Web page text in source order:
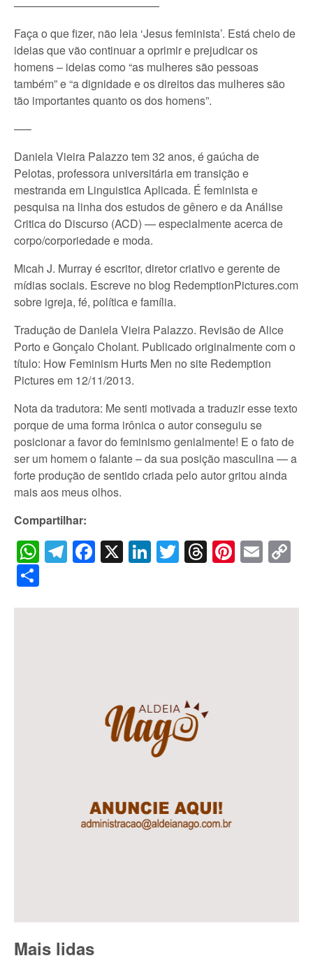
—————————————
Faça o que fizer, não leia ‘Jesus feminista’. Está cheio de
ideias que vão continuar a oprimir e prejudicar os
homens – ideias como “as mulheres são pessoas
também” e “a dignidade e os direitos das mulheres são
tão importantes quanto os dos homens”.
—–
Daniela Vieira Palazzo tem 32 anos, é gaúcha de
Pelotas, professora universitária em transição e
mestranda em Linguistica Aplicada. É feminista e
pesquisa na linha dos estudos de gênero e da Análise
Critica do Discurso (ACD) — especialmente acerca de
corpo/corporiedade e moda.
Micah J. Murray é escritor, diretor criativo e gerente de
mídias sociais. Escreve no blog RedemptionPictures.com
sobre igreja, fé, política e família.
Tradução de Daniela Vieira Palazzo. Revisão de Alice
Porto e Gonçalo Cholant. Publicado originalmente com o
título: How Feminism Hurts Men no site Redemption
Pictures em 12/11/2013.
Nota da tradutora: Me senti motivada a traduzir esse texto
porque de uma forma irônica o autor conseguiu se
posicionar a favor do feminismo genialmente! E o fato de
ser um homem o falante – da sua posição masculina — a
forte produção de sentido criada pelo autor gritou ainda
mais aos meus olhos.
Compartilhar:
WhatsApp
Telegram
Facebook
X LinkedIn
Twitter
Threads
Mais lidas